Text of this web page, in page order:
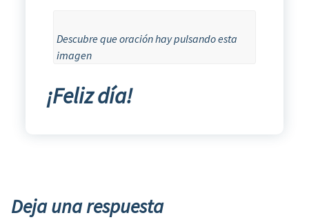
Descubre que oración hay pulsando esta
imagen
¡Feliz día!
Deja una respuesta